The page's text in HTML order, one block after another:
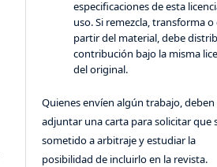
especificaciones de esta
uso. Si remezcla, transforma o
partir del material, debe
contribución bajo la misma
del original.
Quienes envíen algún trabajo, deben
adjuntar una carta para solicitar que
sometido a arbitraje y estudiar la
posibilidad de incluirlo en la revista.